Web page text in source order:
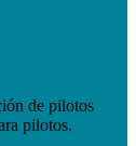
de pilotos
pilotos.